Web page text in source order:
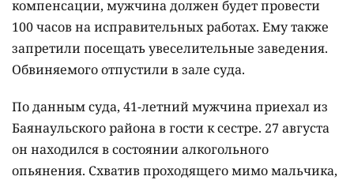
компенсации, мужчина должен будет провести
100 часов на исправительных работах. Ему также
запретили посещать увеселительные заведения.
Обвиняемого отпустили в зале суда.
По данным суда, 41-летний мужчина приехал из
Баянаульского района в гости к сестре. 27 августа
он находился в состоянии алкогольного
опьянения. Схватив проходящего мимо мальчика,